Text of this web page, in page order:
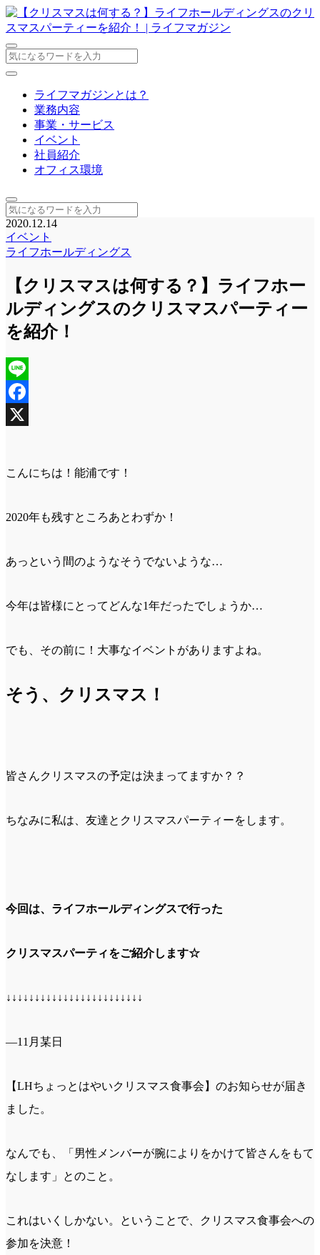
ライフマガジンとは？
業務内容
事業・サービス
イベント
社員紹介
オフィス環境
2020.12.14
イベント
ライフホールディングス
【クリスマスは何する？】ライフホー
ルディングスのクリスマスパーティー
を紹介！
Line
Facebook
こんにちは！能浦です！
2020年も残すところあとわずか！
あっという間のようなそうでないような…
今年は皆様にとってどんな1年だったでしょうか…
でも、その前に！大事なイベントがありますよね。
そう、クリスマス！
皆さんクリスマスの予定は決まってますか？？
ちなみに私は、友達とクリスマスパーティーをします。
今回は、ライフホールディングスで行った
クリスマスパーティをご紹介します☆
↓↓↓↓↓↓↓↓↓↓↓↓↓↓↓↓↓↓↓↓↓↓↓↓
—11月某日
【LHちょっとはやいクリスマス食事会】のお知らせが届き
ました。
なんでも、「男性メンバーが腕によりをかけて皆さんをもて
なします」とのこと。
これはいくしかない。ということで、クリスマス食事会への
参加を決意！